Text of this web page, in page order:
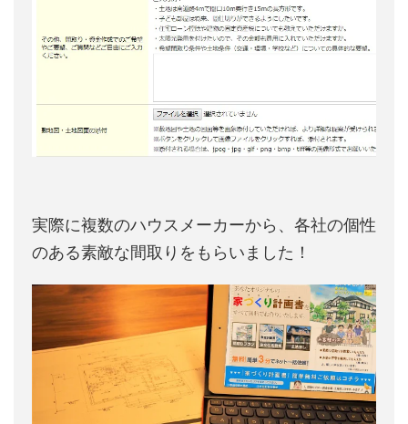
実際に複数のハウスメーカーから、各社の個性
のある素敵な間取りをもらいました！